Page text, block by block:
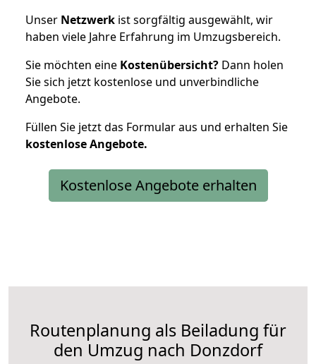
Unser Netzwerk ist sorgfältig ausgewählt, wir
haben viele Jahre Erfahrung im Umzugsbereich.
Sie möchten eine Kostenübersicht? Dann holen
Sie sich jetzt kostenlose und unverbindliche
Angebote.
Füllen Sie jetzt das Formular aus und erhalten Sie
kostenloseAngebote.
Kostenlose Angebote erhalten
Routenplanung als Beiladung für
den Umzug nach Donzdorf